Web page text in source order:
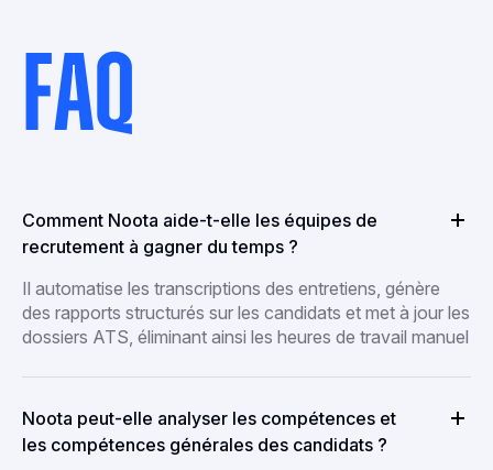
FAQ
Comment Noota aide-t-elle les équipes de
recrutement à gagner du temps ?
Il automatise les transcriptions des entretiens, génère
des rapports structurés sur les candidats et met à jour les
dossiers ATS, éliminant ainsi les heures de travail manuel
Noota peut-elle analyser les compétences et
les compétences générales des candidats ?